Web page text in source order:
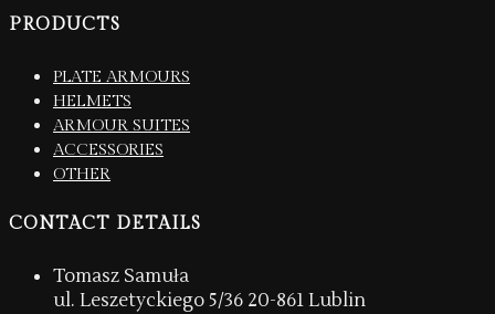
PRODUCTS
PLATE ARMOURS
HELMETS
ARMOUR SUITES
ACCESSORIES
OTHER
CONTACT DETAILS
Tomasz Samuła
ul. Leszetyckiego 5/36 20-861 Lublin